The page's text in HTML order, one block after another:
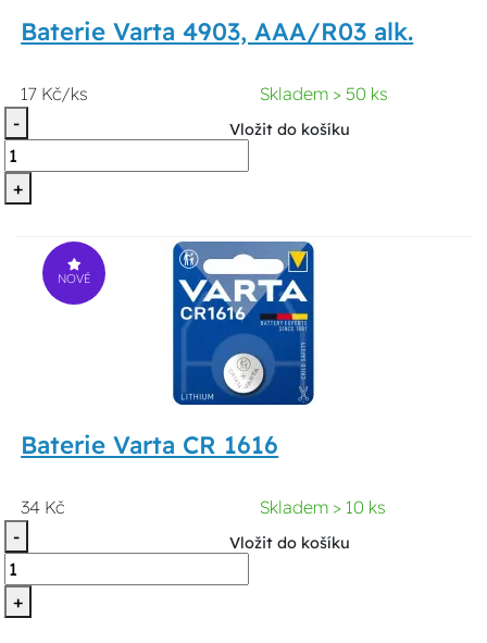
Baterie Varta 4903, AAA/R03 alk.
17 Kč/ks
Skladem > 50 ks
-
+
Vložit do košíku
NOVÉ
Baterie Varta CR 1616
34 Kč
Skladem > 10 ks
-
+
Vložit do košíku